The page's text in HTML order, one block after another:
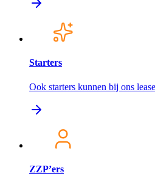
Starters
Ook starters kunnen bij ons
ZZP’ers